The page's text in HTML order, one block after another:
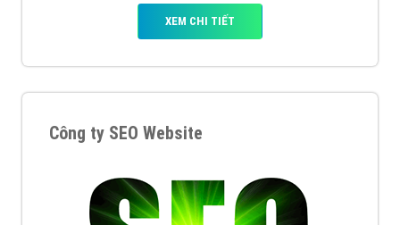
XEM CHI TIẾT
Công ty SEO Website